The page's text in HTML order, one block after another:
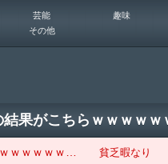
芸能
趣味
その他
果がこちらｗｗｗｗｗ
貧乏暇なり